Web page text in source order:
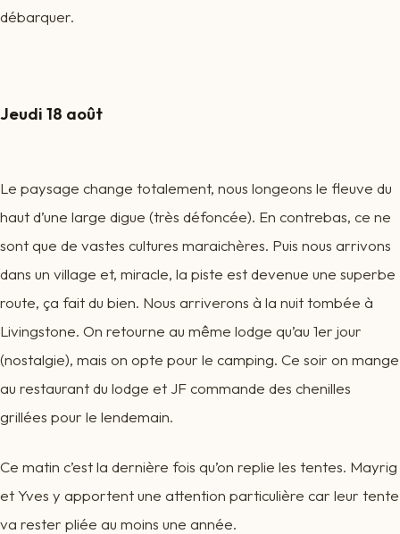
débarquer.
Jeudi 18 août
Le paysage change totalement, nous longeons le fleuve du
haut d’une large digue (très défoncée). En contrebas, ce ne
sont que de vastes cultures maraichères. Puis nous arrivons
dans un village et, miracle, la piste est devenue une superbe
route, ça fait du bien. Nous arriverons à la nuit tombée à
Livingstone. On retourne au même lodge qu’au 1er jour
(nostalgie), mais on opte pour le camping. Ce soir on mange
au restaurant du lodge et JF commande des chenilles
grillées pour le lendemain.
Ce matin c’est la dernière fois qu’on replie les tentes. Mayrig
et Yves y apportent une attention particulière car leur tente
va rester pliée au moins une année.